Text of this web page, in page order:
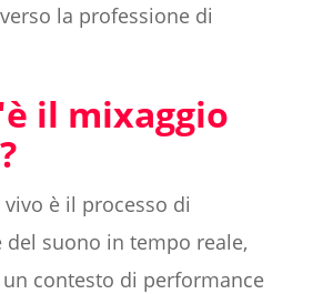
la professione di
il mixaggio
è il processo di
suono in tempo reale,
contesto di performance